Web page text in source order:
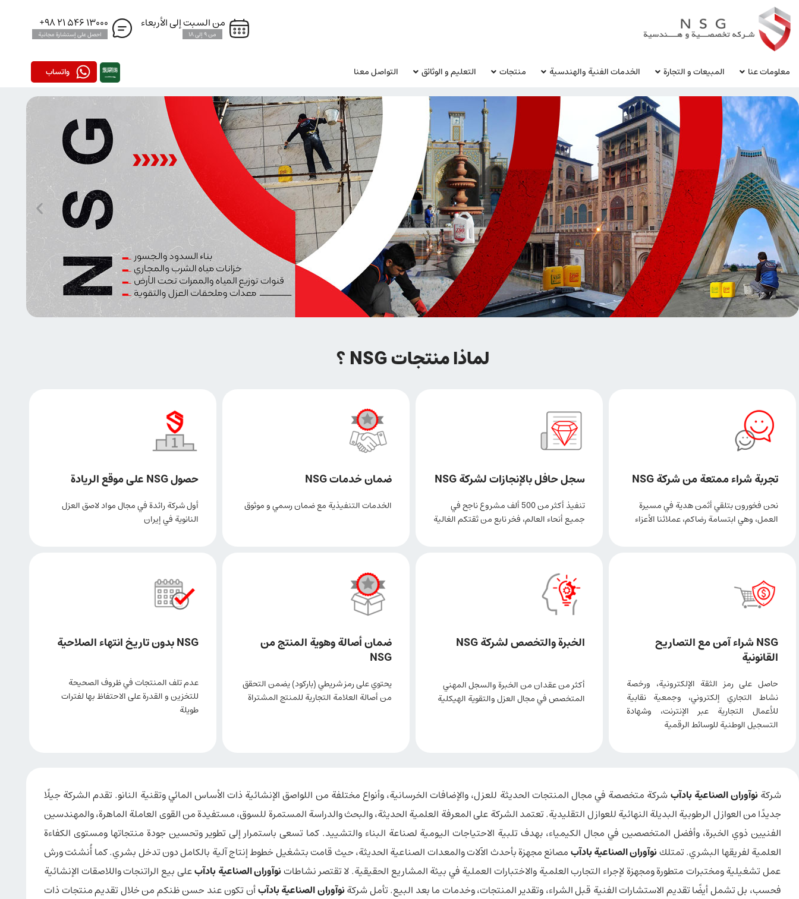
من السبت إلى الأربعاء
من 9 إلى 18
13000 546 21 98+
احصل على إستشارة مجانية
معلومات عنا المبيعات و التجارة الخدمات الفنية والهندسية منتجات التعليم و الوثائق التواصل معنا واتساب
لماذا منتجات NSG ؟
تجربة شراء ممتعة من شركة NSG
نحن فخورون بتلقي أثمن هدية في مسيرة
العمل، وهي ابتسامة رضاكم، عملائنا الأعزاء
سجل حافل بالإنجازات لشركة NSG
تنفيذ أكثر من 500 ألف مشروع ناجح في
جميع أنحاء العالم، فخر نابع من ثقتكم الغالية
ضمان خدمات NSG
الخدمات التنفيذية مع ضمان رسمي و موثوق
حصول NSG على موقع الريادة
أول شركة رائدة في مجال مواد لاصق العزل
النانوية في إيران
NSG شراء آمن مع التصاريح
القانونية
حاصل على رمز الثقة الإلكترونية، ورخصة
نشاط التجاري إلكتروني، وجمعية نقابية
للأعمال التجارية عبر الإنترنت، وشهادة
التسجيل الوطنية للوسائط الرقمية
الخبرة والتخصص لشركة NSG
أكثر من عقدان من الخبرة والسجل المهني
المتخصص في مجال العزل والتقوية الهيكلية
ضمان أصالة وهوية المنتج من
NSG
يحتوي على رمز شريطي (باركود) يضمن التحقق
من أصالة العلامة التجارية للمنتج المشتراة
NSG بدون تاريخ انتهاء الصلاحية
عدم تلف المنتجات في ظروف الصحيحة
للتخزين و القدرة على الاحتفاظ بها لفترات
طويلة
شركةنوآوران الصناعية بادآبشركة متخصصة في مجال المنتجات الحديثة للعزل، والإضافات الخرسانية، وأنواع مختلفة من اللواصق الإنشائية ذات الأساس المائي وتقنية النانو. تقدم الشركة جيلًا
جديدًا من العوازل الرطوبية البديلة النهائية للعوازل التقليدية. تعتمد الشركة على المعرفة العلمية الحديثة، والبحث والدراسة المستمرة للسوق، مستفيدة من القوى العاملة الماهرة، والمهندسين
الفنيين ذوي الخبرة، وأفضل المتخصصين في مجال الكيمياء، بهدف تلبية الاحتياجات اليومية لصناعة البناء والتشييد. كما تسعى باستمرار إلى تطوير وتحسين جودة منتجاتها ومستوى الكفاءة
العلمية لفريقها البشري. تمتلكنوآوران الصناعية بادآبمصانع مجهزة بأحدث الآلات والمعدات الصناعية الحديثة، حيث قامت بتشغيل خطوط إنتاج آلية بالكامل دون تدخل بشري. كما أُنشئت ورش
عمل تشغيلية ومختبرات متطورة ومجهزة لإجراء التجارب العلمية والاختبارات العملية في بيئة المشاريع الحقيقية. لا تقتصر نشاطاتنوآوران الصناعية بادآبعلى بيع الراتنجات واللاصقات الإنشائية
فحسب، بل تشمل أيضًا تقديم الاستشارات الفنية قبل الشراء، وتقدير المنتجات، وخدمات ما بعد البيع. تأمل شركةنوآوران الصناعية بادآبأن تكون عند حسن ظنكم من خلال تقديم منتجات ذات